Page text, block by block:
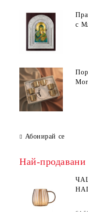
с
Абонирай се
Най-продавани